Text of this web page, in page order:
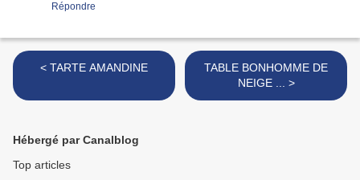
Répondre
< TARTE AMANDINE
TABLE BONHOMME DE
NEIGE ... >
Hébergé par Canalblog
Top articles